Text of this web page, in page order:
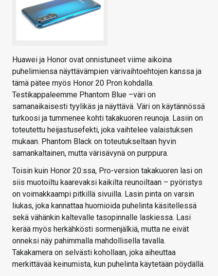
Huawei ja Honor ovat onnistuneet viime aikoina
puhelimiensa näyttävämpien värivaihtoehtojen kanssa ja
tämä pätee myös Honor 20 Pron kohdalla.
Testikappaleemme Phantom Blue –väri on
samanaikaisesti tyylikäs ja näyttävä. Väri on käytännössä
turkoosi ja tummenee kohti takakuoren reunoja. Lasiin on
toteutettu heijastusefekti, joka vaihtelee valaistuksen
mukaan. Phantom Black on toteutukseltaan hyvin
samankaltainen, mutta värisävynä on purppura.
Toisin kuin Honor 20:ssa, Pro-version takakuoren lasi on
siis muotoiltu kaarevaksi kaikilta reunoiltaan – pyöristys
on voimakkaampi pitkillä sivuilla. Lasin pinta on varsin
liukas, joka kannattaa huomioida puhelinta käsitellessä
sekä vähänkin kaltevalle tasopinnalle laskiessa. Lasi
kerää myös herkähkösti sormenjälkiä, mutta ne eivät
onneksi näy pahimmalla mahdollisella tavalla.
Takakamera on selvästi kohollaan, joka aiheuttaa
merkittävää keinumista, kun puhelinta käytetään pöydällä.